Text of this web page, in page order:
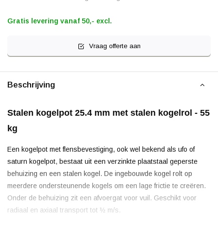
Gratis levering vanaf 50,- excl.
Vraag offerte aan
Beschrijving
Stalen kogelpot 25.4 mm met stalen kogelrol - 55
kg
Een kogelpot met flensbevestiging, ook wel bekend als ufo of
saturn kogelpot, bestaat uit een verzinkte plaatstaal geperste
behuizing en een stalen kogel. De ingebouwde kogel rolt op
meerdere ondersteunende kogels om een lage frictie te creëren.
Onder de behuizing zit een afvoergat voor vuil. Geschikt voor
radiaal en axiaal transport tot ½ m/s.